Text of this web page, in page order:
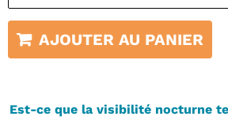
AJOUTER AU PANIER
Est-ce que la visibilité nocturne